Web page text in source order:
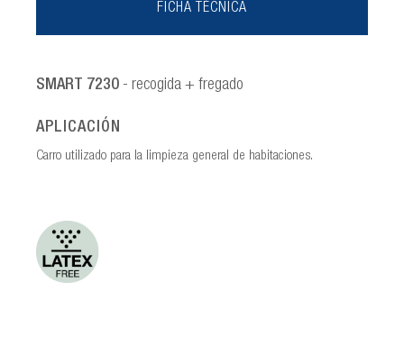
FICHA TÉCNICA
SMART 7230- recogida + fregado
APLICACIÓN
Carro utilizado para la limpieza general de habitaciones.